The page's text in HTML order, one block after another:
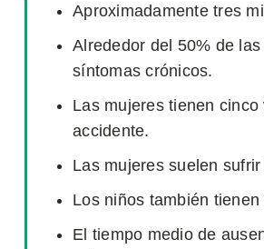
Aproximadamente tres
Alrededor del 50% de
síntomas crónicos.
Las mujeres tienen
accidente.
Las mujeres suelen
Los niños también
El tiempo medio de